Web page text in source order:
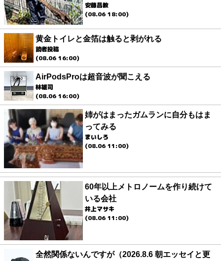
安藤昌教
(08.06 18:00)
黄金トイレと金箔は触ると剥がれる
読者投稿
(08.06 16:00)
AirPodsProは超音波が聞こえる
林雄司
(08.06 16:00)
姉がはまったガムランに自分もはま
ってみる
まいしろ
(08.06 11:00)
60年以上メトロノームを作り続けて
いる会社
井上マサキ
(08.06 11:00)
全然関係ないんですが（2026.8.6 朝エッセイと更